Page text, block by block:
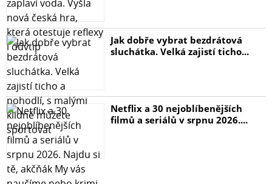
Jak dobře vybrat bezdrátová
sluchátka. Velká zajistí ticho...
Netflix a 30 nejoblíbenějších
filmů a seriálů v srpnu 2026....